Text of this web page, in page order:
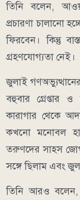
তিনি বলেন,
প্রচারণা চালানো
ফিরবেন। কিন্তু
গ্রহণযোগ্যতা নেই।
জুলাই
বহুবার গ্রেপ্তার
কারাগার থেকে
কখনো মনোবল
তরুণদের সাহস
সঙ্গে ছিলাম এবং
তিনি আরও বলেন,